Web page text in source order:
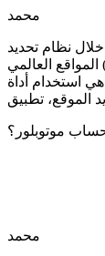
محمد
نظام تحديد
المواقع العالمي (GPS). يمكن أن يكون ذلك مفيداً عند سرقة الهاتف
استخدام أداة
موتوبلور؟
محمد